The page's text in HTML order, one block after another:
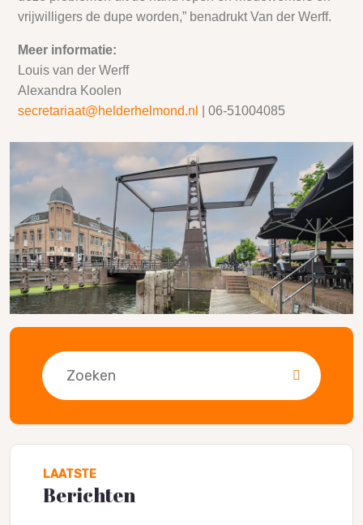
vrijwilligers de dupe worden,” benadrukt Van der Werff.
Meer informatie:
Louis van der Werff
Alexandra Koolen
secretariaat@helderhelmond.nl
| 06-51004085
Zoeken
LAATSTE
Berichten